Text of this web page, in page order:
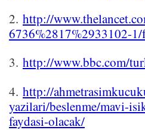
2. http://
6736%2817%2933102-
3. http://www.bbc.com/
4. http://
yazilari/beslenme/mavi-
faydasi-olacak/